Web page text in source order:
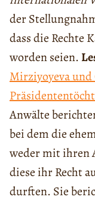
der
dass die Rechte
worden seien.
Mirziyoyeva
Anwälte
bei dem die
weder mit ihren
diese ihr Recht
durften. Sie